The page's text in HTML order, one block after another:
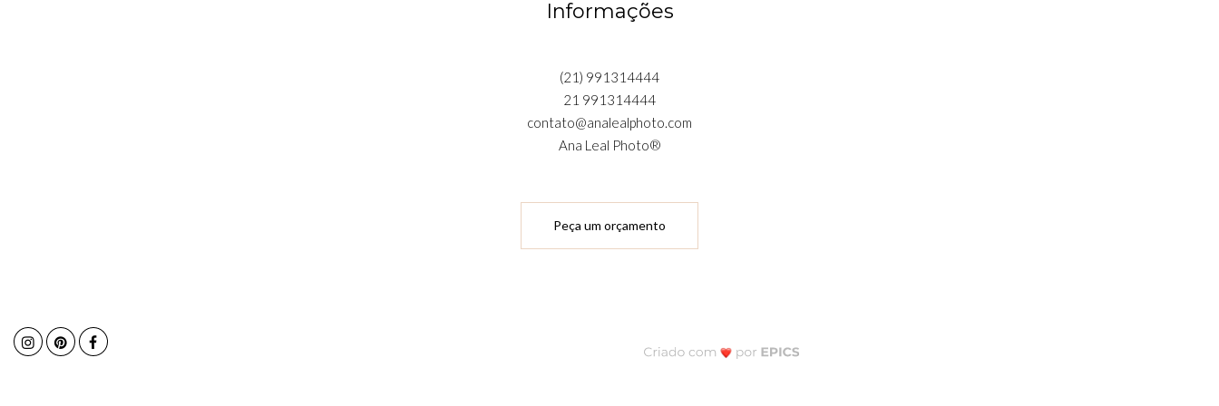
Informações
(21) 991314444
21 991314444
contato@analealphoto.com
Ana Leal Photo®
Peça um orçamento